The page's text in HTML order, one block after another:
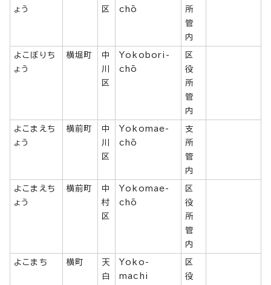
ょう
区
chō
所
管
内
よこぼりち
ょう
横堀町
中
川
区
Yokobori-
chō
区
役
所
管
内
よこまえち
ょう
横前町
中
川
区
Yokomae-
chō
支
所
管
内
よこまえち
ょう
横前町
中
村
区
Yokomae-
chō
区
役
所
管
内
よこまち 横町
天
白
Yoko-
machi
区
役